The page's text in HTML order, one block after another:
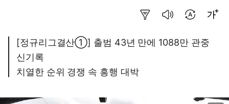
[정규리그결산①] 출범 43년 만에 1088만 관중
신기록
치열한 순위 경쟁 속 흥행 대박